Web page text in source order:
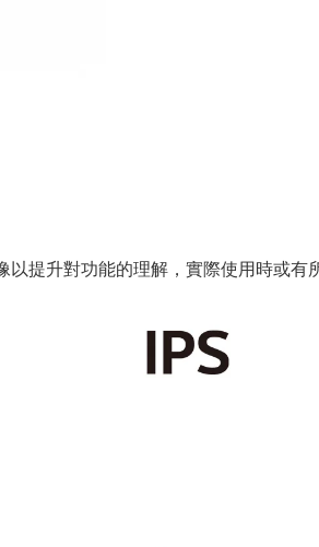
以提升對功能的理解，實際使用時或有